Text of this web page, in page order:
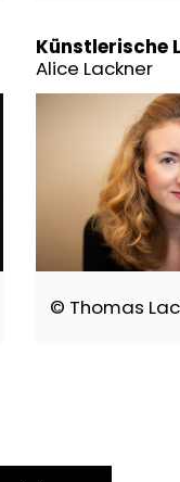
Künstlerische
Alice Lackner
© Thomas